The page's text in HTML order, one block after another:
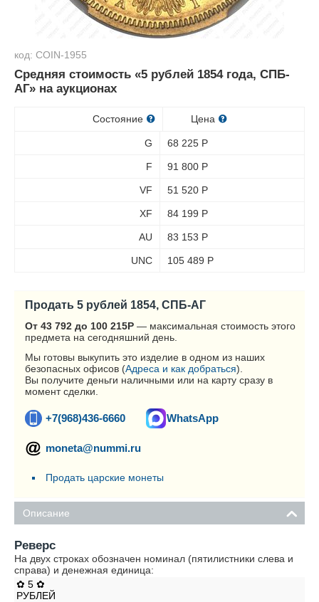
код: COIN-1955
Средняя стоимость «5 рублей 1854 года, СПБ-
АГ» на аукционах
Состояние Цена
G 68 225 Р
F 91 800 Р
VF 51 520 Р
XF 84 199 Р
AU 83 153 Р
UNC 105 489 Р
Продать 5 рублей 1854, СПБ-АГ
От 43 792 до 100 215Р — максимальная стоимость этого
предмета на сегодняшний день.
Мы готовы выкупить это изделие в одном из наших
безопасных офисов (Адреса и как добраться).
Вы получите деньги наличными или на карту сразу в
момент сделки.
+7(968)436-6660 WhatsApp
moneta@nummi.ru
Продать царские монеты
Описание
Реверс
На двух строках обозначен номинал (пятилистники слева и
справа) и денежная единица:
✿ 5 ✿
РУБЛЕЙ